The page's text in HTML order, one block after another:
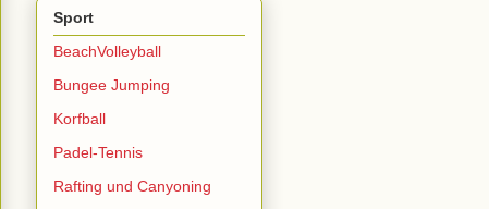
Sport
BeachVolleyball
Bungee Jumping
Korfball
Padel-Tennis
Rafting und Canyoning